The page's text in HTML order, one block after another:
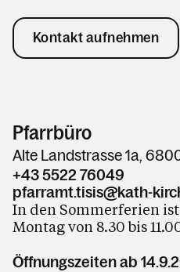
Kontakt aufnehmen
Pfarrbüro
Alte Landstrasse 1a,
+43 5522 76049
pfarramt.tisis@kath-
In den Sommerferien
Montag von 8.30 bis
Öffnungszeiten ab